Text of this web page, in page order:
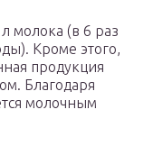
молока (в 6 раз
Кроме этого,
продукция
Благодаря
молочным